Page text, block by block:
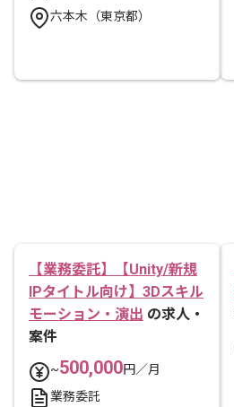
六本木（東京都）
【業務委託】【Unity/新規
IPタイトル向け】3Dスキル
モーション・演出 の求人・
案件
~500,000円／月
業務委託